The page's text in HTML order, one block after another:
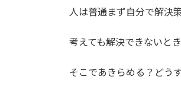
人は普通まず自分で解決
考えても解決できないと
そこであきらめる？どう